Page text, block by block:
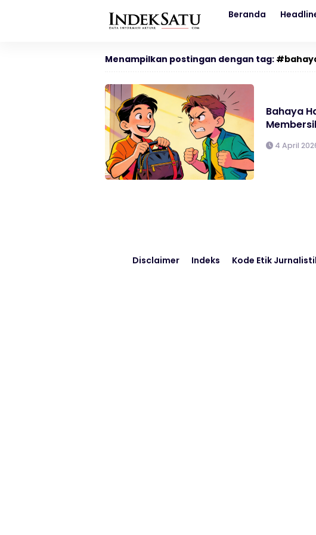
Beranda
Menampilkan postingan dengan tag:
Bahaya
4 April
Disclaimer Indeks Kode Etik